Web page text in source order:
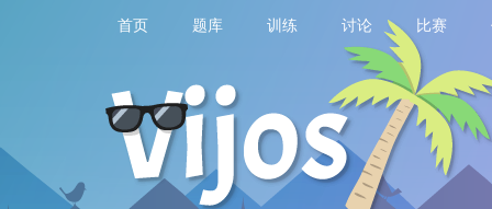
首页 题库 训练 讨论 比赛